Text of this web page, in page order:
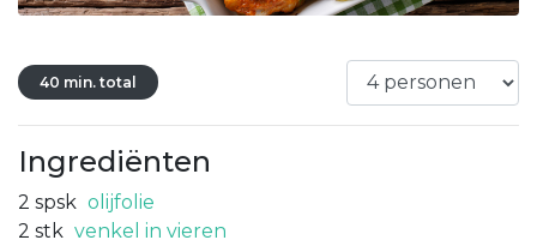
40 min. total
Ingrediënten
2 spsk olijfolie
2 stk venkel in vieren